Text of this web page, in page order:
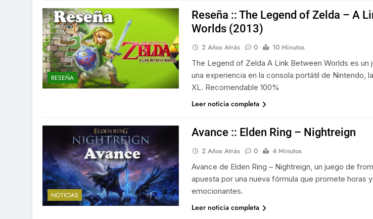
RESEÑA
Reseña :: The Legend of Zelda – A
Worlds (2013)
2 Años Atrás 0
10 Minutos
The Legend of Zelda A Link Between Worlds es un
una experiencia en la consola portátil de Nintendo,
XL. Recomendable 100%
Leer noticia completa
NOTICIAS
Avance :: Elden Ring – Nightreign
2 Años Atrás 0
4 Minutos
Avance de Elden Ring – Nightreign, un juego de
apuesta por una nueva fórmula que promete horas
emocionantes.
Leer noticia completa